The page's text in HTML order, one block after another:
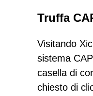
Truffa
Visitando
sistema
casella di
chiesto di